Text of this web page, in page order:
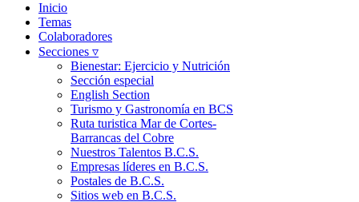
Inicio
Temas
Colaboradores
Secciones ▿
Bienestar: Ejercicio y Nutrición
Sección especial
English Section
Turismo y Gastronomía en BCS
Ruta turistica Mar de Cortes-
Barrancas del Cobre
Nuestros Talentos B.C.S.
Empresas líderes en B.C.S.
Postales de B.C.S.
Sitios web en B.C.S.